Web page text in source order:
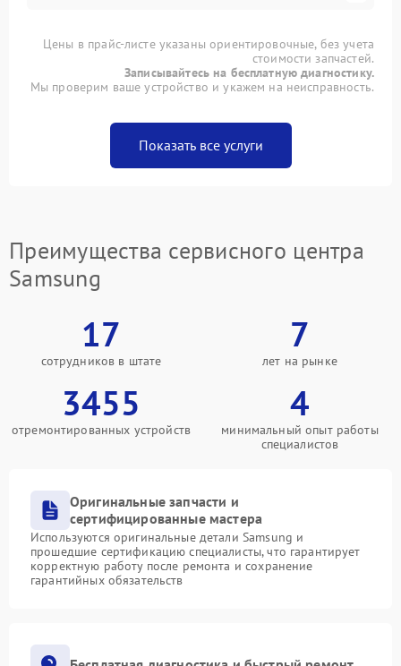
Цены в прайс-листе указаны ориентировочные, без учета
стоимости запчастей.
Записывайтесь на бесплатную диагностику.
Мы проверим ваше устройство и укажем на неисправность.
Показать все услуги
Преимущества сервисного центра
Samsung
17
сотрудников в штате
7
лет на рынке
3455
отремонтированных устройств
4
минимальный опыт работы
специалистов
Оригинальные запчасти и
сертифицированные мастера
Используются оригинальные детали Samsung и
прошедшие сертификацию специалисты, что гарантирует
корректную работу после ремонта и сохранение
гарантийных обязательств